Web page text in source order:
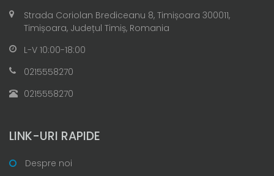
Strada Coriolan Brediceanu 8, Timișoara 300011,
Timișoara, Județul Timiș, Romania
L-V 10:00-18:00
0215558270
0215558270
LINK-URI RAPIDE
Despre noi